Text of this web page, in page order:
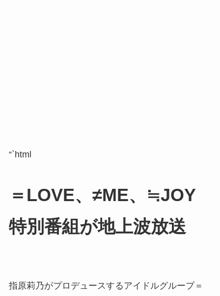
“`html
＝LOVE、≠ME、≒JOY
特別番組が地上波放送
指原莉乃がプロデュースするアイドルグループ＝